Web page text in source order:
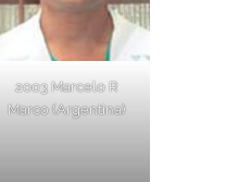
2003 Marcelo R
Marco (Argentina)